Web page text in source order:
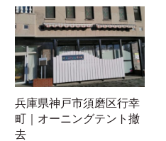
兵庫県神戸市須磨区行幸
町｜オーニングテント撤
去